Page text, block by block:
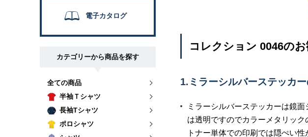
電子カタログ
カテゴリーから商品を探す
全ての商品
半袖Ｔシャツ
長袖Tシャツ
ポロシャツ
コレクション 0046の
1.ミラーシルバーステッカ
ミラーシルバーステッカーは鏡
は透明ですのでカラーメタリッ
トナー単体での印刷では隠ぺい